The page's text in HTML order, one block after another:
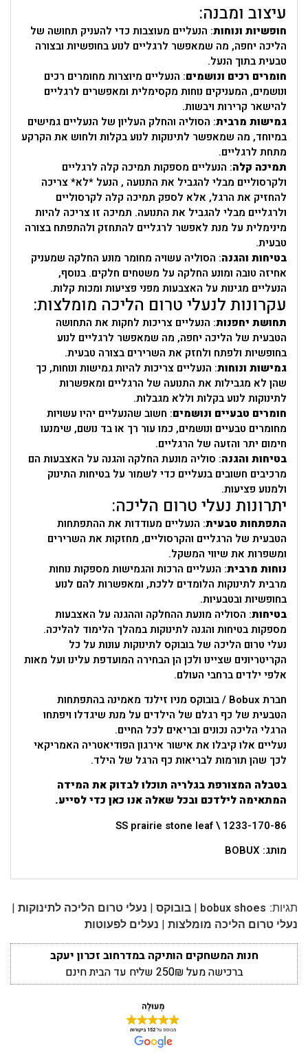
עיצוב ומבנה:
חופשיות ונוחות: הנעליים מעוצבות כדי להעניק תחושה של
הליכה יחפה, מה שמאפשר לרגליים לנוע בחופשיות ובצורה
טבעית בתוך הנעל.
חומרים רכים ונושמים: הנעליים מיוצרות מחומרים רכים
ונושמים, המעניקים נוחות מקסימלית ומאפשרים לרגליים
להישאר קרירות ויבשות.
גמישות מרבית: הסוליה והחלק העליון של הנעליים גמישים
במיוחד, מה שמאפשר לתינוקות לנוע בקלות ולחוש את הקרקע
מתחת לרגליים.
תמיכה קלה: הנעליים מספקות תמיכה קלה לרגליים
ולקרסוליים מבלי להגביל את התנועה , הנעל *לא* צריכה
להחזיק את הרגל, אלא לספק תמיכה קלה לקרסוליים
ולרגליים מבלי להגביל את התנועה. תמיכה זו צריכה להיות
מינימלית על מנת לאפשר לרגליים להתחזק ולהתפתח בצורה
טבעית.
בטיחות והגנה: הסוליה עשויה מחומר מונע החלקה שמעניק
אחיזה טובה ומונע החלקה על משטחים חלקים. בנוסף,
הנעליים מגינות על האצבעות מפני פציעות ומכות קלות.
עקרונות לנעלי טרום הליכה מומלצות:
תחושת יחפנות: הנעליים צריכות לחקות את התחושה
הטבעית של הליכה יחפה, מה שמאפשר לרגליים לנוע
בחופשיות ולפתח ולחזק את השרירים בצורה טבעית.
גמישות ונוחות: הנעליים צריכות להיות גמישות ונוחות, כך
שהן לא מגבילות את התנועה של הרגליים ומאפשרות
לתינוקות לנוע בקלות וללא מגבלות.
חומרים טבעיים ונושמים: חשוב שהנעליים יהיו עשויות
מחומרים טבעיים ונושמים, כמו עור רך או בד נושם, שימנעו
חימום יתר והזעה של הרגליים.
בטיחות והגנה: סוליה מונעת החלקה והגנה על האצבעות הם
מרכיבים חשובים בנעליים כדי לשמור על בטיחות התינוק
ולמנוע פציעות.
יתרונות נעלי טרום הליכה:
התפתחות טבעית: הנעליים מעודדות את ההתפתחות
הטבעית של הרגליים והקרסוליים, מחזקות את השרירים
ומשפרות את שיווי המשקל.
נוחות מרבית: הנעליים הרכות והגמישות מספקות נוחות
מרבית לתינוקות הלומדים ללכת, ומאפשרות להם לנוע
בחופשיות ובטבעיות.
בטיחות: הסוליה מונעת ההחלקה וההגנה על האצבעות
מספקות בטיחות והגנה לתינוקות במהלך הלימוד להליכה.
נעלי טרום הליכה של בובוקס לתינוקות עונות על כל
הקריטריונים שציינו ולכן הן הבחירה המועדפת עלינו ועל מאות
אלפי ילדים ברחבי העולם.
חברת Bobux / בובוקס מניו זילנד מאמינה בהתפתחות
הטבעית של כף רגלם של הילדים על מנת שיגדלו ויפתחו
הרגלי הליכה נכונים ובריאים לכל החיים.
נעליים אלו קיבלו את אישור אירגון הפודיאטריה האמריקאי
לכך שהן תורמות לבריאות כף הרגל של הילד.
בטבלה המצורפת בגלריה תוכלו לבדוק את המידה
המתאימה לילדכם ובכל שאלה אנו כאן כדי לסייע.
SS prairie stone leaf \ 1233-170-86
מותג: BOBUX
תגיות: bobux shoes
| בובוקס | נעלי טרום הליכה לתינוקות |
נעלי טרום הליכה מומלצות | נעלים לפעוטות
חנות המשחקים הותיקה במדרחוב זכרון יעקב
ברכישה מעל 250₪ שליח עד הבית חינם